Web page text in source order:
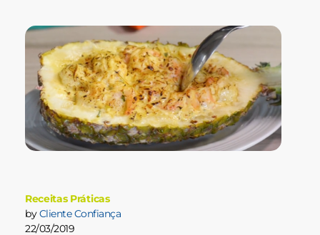
22/03/2019
by Cliente Confiança
Receitas Práticas